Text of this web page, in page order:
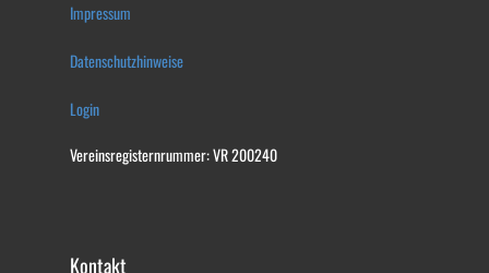
Impressum
Datenschutzhinweise
Login
Vereinsregisternrummer: VR 200240
Kontakt